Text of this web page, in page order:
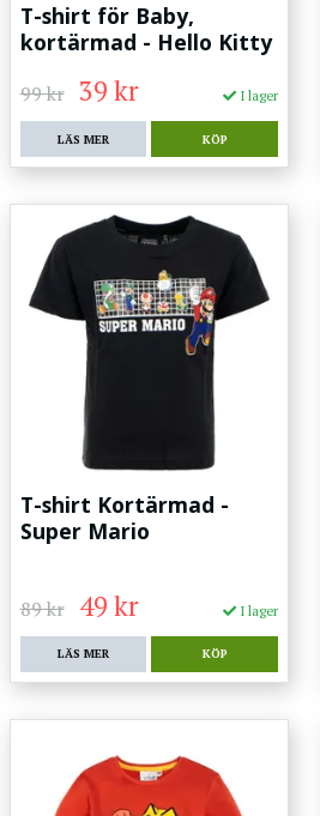
T-shirt för Baby,
kortärmad - Hello Kitty
99 kr 39 kr I lager
LÄS MER KÖP
T-shirt Kortärmad -
Super Mario
89 kr 49 kr I lager
LÄS MER KÖP